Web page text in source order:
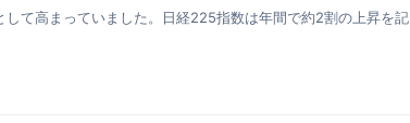
て高まっていました。日経225指数は年間で約2割の上昇を記